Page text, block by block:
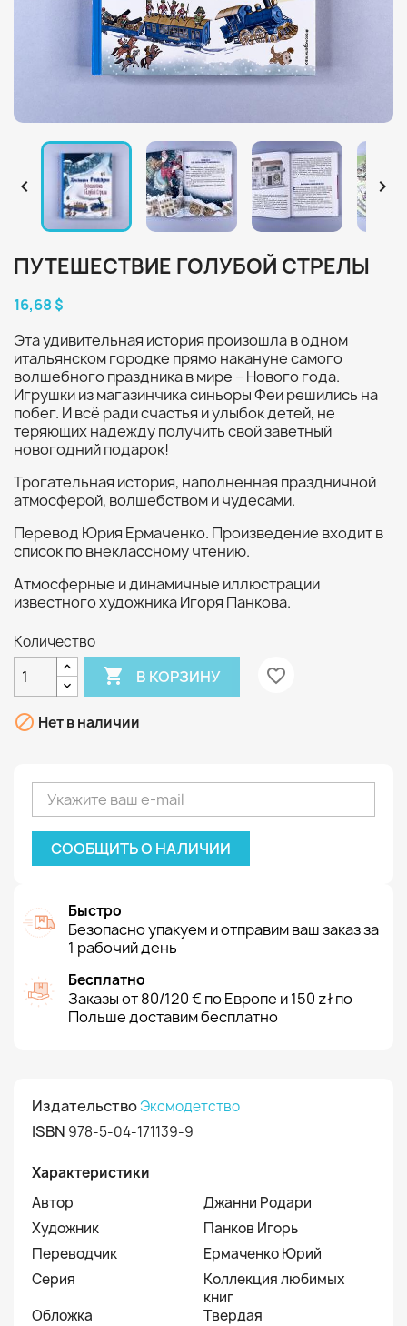
 
ПУТЕШЕСТВИЕ ГОЛУБОЙ СТРЕЛЫ
16,68 $
Эта удивительная история произошла в одном
итальянском городке прямо накануне самого
волшебного праздника в мире – Нового года.
Игрушки из магазинчика синьоры Феи решились на
побег. И всё ради счастья и улыбок детей, не
теряющих надежду получить свой заветный
новогодний подарок!
Трогательная история, наполненная праздничной
атмосферой, волшебством и чудесами.
Перевод Юрия Ермаченко. Произведение входит в
список по внеклассному чтению.
Атмосферные и динамичные иллюстрации
известного художника Игоря Панкова.
Количество
 В КОРЗИНУ favorite_border
 Нет в наличии
СООБЩИТЬ О НАЛИЧИИ
Быстро
Безопасно упакуем и отправим ваш заказ за
1 рабочий день
Бесплатно
Заказы от 80/120 € по Европе и 150 zł по
Польше доставим бесплатно
ИздательствоЭксмодетство
ISBN 978-5-04-171139-9
Характеристики
Автор
Джанни Родари
Художник
Панков Игорь
Переводчик
Ермаченко Юрий
Серия
Коллекция любимых
книг
Обложка
Твердая